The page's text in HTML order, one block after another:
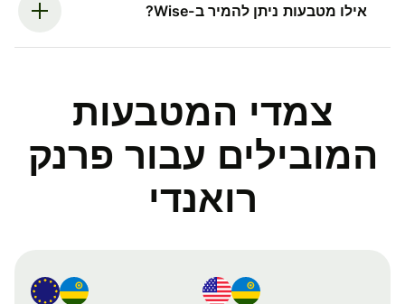
אילו מטבעות ניתן להמיר ב-Wise?
צמדי המטבעות
המובילים עבור פרנק
רואנדי